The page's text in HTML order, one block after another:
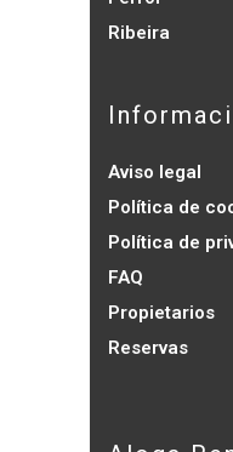
Ribeira
Aviso legal
Política de
Política de
FAQ
Propietarios
Reservas